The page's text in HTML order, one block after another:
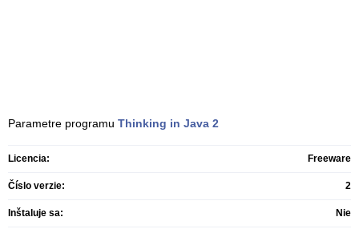
Parametre programu Thinking in Java 2
Licencia: Freeware
Číslo verzie: 2
Inštaluje sa: Nie